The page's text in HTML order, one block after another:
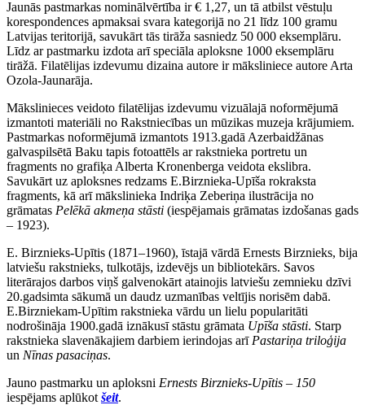
Jaunās pastmarkas nominālvērtība ir € 1,27, un tā atbilst vēstuļu
korespondences apmaksai svara kategorijā no 21 līdz 100 gramu
Latvijas teritorijā, savukārt tās tirāža sasniedz 50 000 eksemplāru.
Līdz ar pastmarku izdota arī speciāla aploksne 1000 eksemplāru
tirāžā. Filatēlijas izdevumu dizaina autore ir māksliniece autore Arta
Ozola-Jaunarāja.
Mākslinieces veidoto filatēlijas izdevumu vizuālajā noformējumā
izmantoti materiāli no Rakstniecības un mūzikas muzeja krājumiem.
Pastmarkas noformējumā izmantots 1913.gadā Azerbaidžānas
galvaspilsētā Baku tapis fotoattēls ar rakstnieka portretu un
fragments no grafiķa Alberta Kronenberga veidota ekslibra.
Savukārt uz aploksnes redzams E.Birznieka-Upīša rokraksta
fragments, kā arī mākslinieka Indriķa Zeberiņa ilustrācija no
grāmatas Pelēkā akmeņa stāsti (iespējamais grāmatas izdošanas gads
– 1923).
E. Birznieks-Upītis (1871–1960), īstajā vārdā Ernests Birznieks, bija
latviešu rakstnieks, tulkotājs, izdevējs un bibliotekārs. Savos
literārajos darbos viņš galvenokārt atainojis latviešu zemnieku dzīvi
20.gadsimta sākumā un daudz uzmanības veltījis norisēm dabā.
E.Birzniekam-Upītim rakstnieka vārdu un lielu popularitāti
nodrošināja 1900.gadā iznākusī stāstu grāmata Upīša stāsti. Starp
rakstnieka slavenākajiem darbiem ierindojas arī Pastariņa triloģija
un Nīnas pasaciņas.
Jauno pastmarku un aploksni Ernests Birznieks-Upītis – 150
iespējams aplūkot šeit.